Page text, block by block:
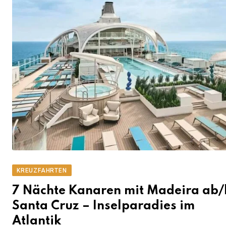
KREUZFAHRTEN
7 Nächte Kanaren mit Madeira
Santa Cruz – Inselparadies im
Atlantik